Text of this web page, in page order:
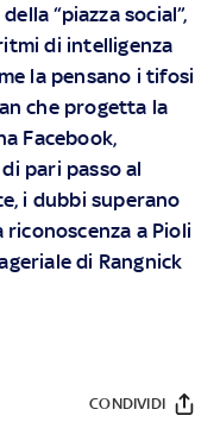
“piazza social”,
di intelligenza
la pensano i tifosi
che progetta la
Facebook,
pari passo al
i dubbi superano
a Pioli
di Rangnick
CONDIVIDI